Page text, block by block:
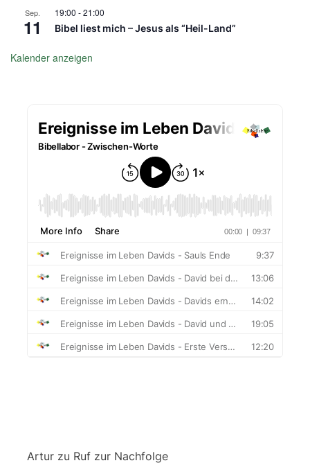
Sep.
11
19:00 -21:00
Bibel liest mich – Jesus als “Heil-Land”
Kalender anzeigen
Artur zu Ruf zur Nachfolge